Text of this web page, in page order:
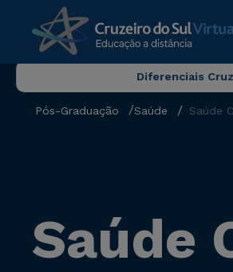
Diferenciais
Pós-Graduação Saúde Saúde
Saúde